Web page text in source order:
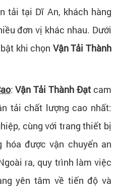
tải tại Dĩ An, khách hàng
đơn vị khác nhau. Dưới
khi chọn Vận Tải Thành
:Vận Tải Thành Đạt cam
tải chất lượng cao nhất:
cùng với trang thiết bị
hóa được vận chuyển an
ra, quy trình làm việc
yên tâm về tiến độ và